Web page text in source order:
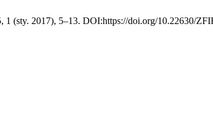
1 (sty. 2017), 5–13. DOI:https://doi.org/10.22630/